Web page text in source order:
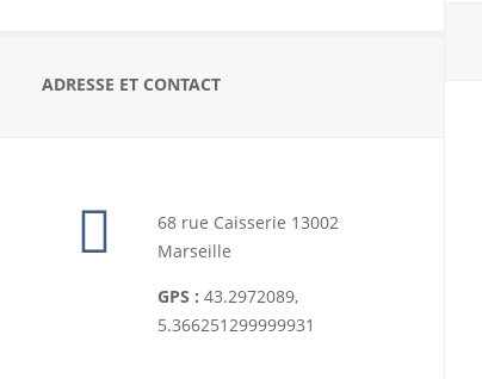
ADRESSE ET CONTACT
68 rue Caisserie 13002
Marseille
GPS : 43.2972089,
5.366251299999931